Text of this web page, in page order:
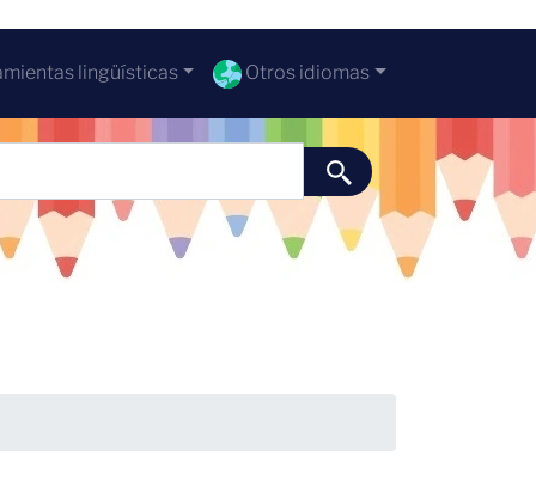
lingüísticas Otros idiomas